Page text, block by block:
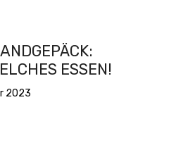
ESSEN!
2023